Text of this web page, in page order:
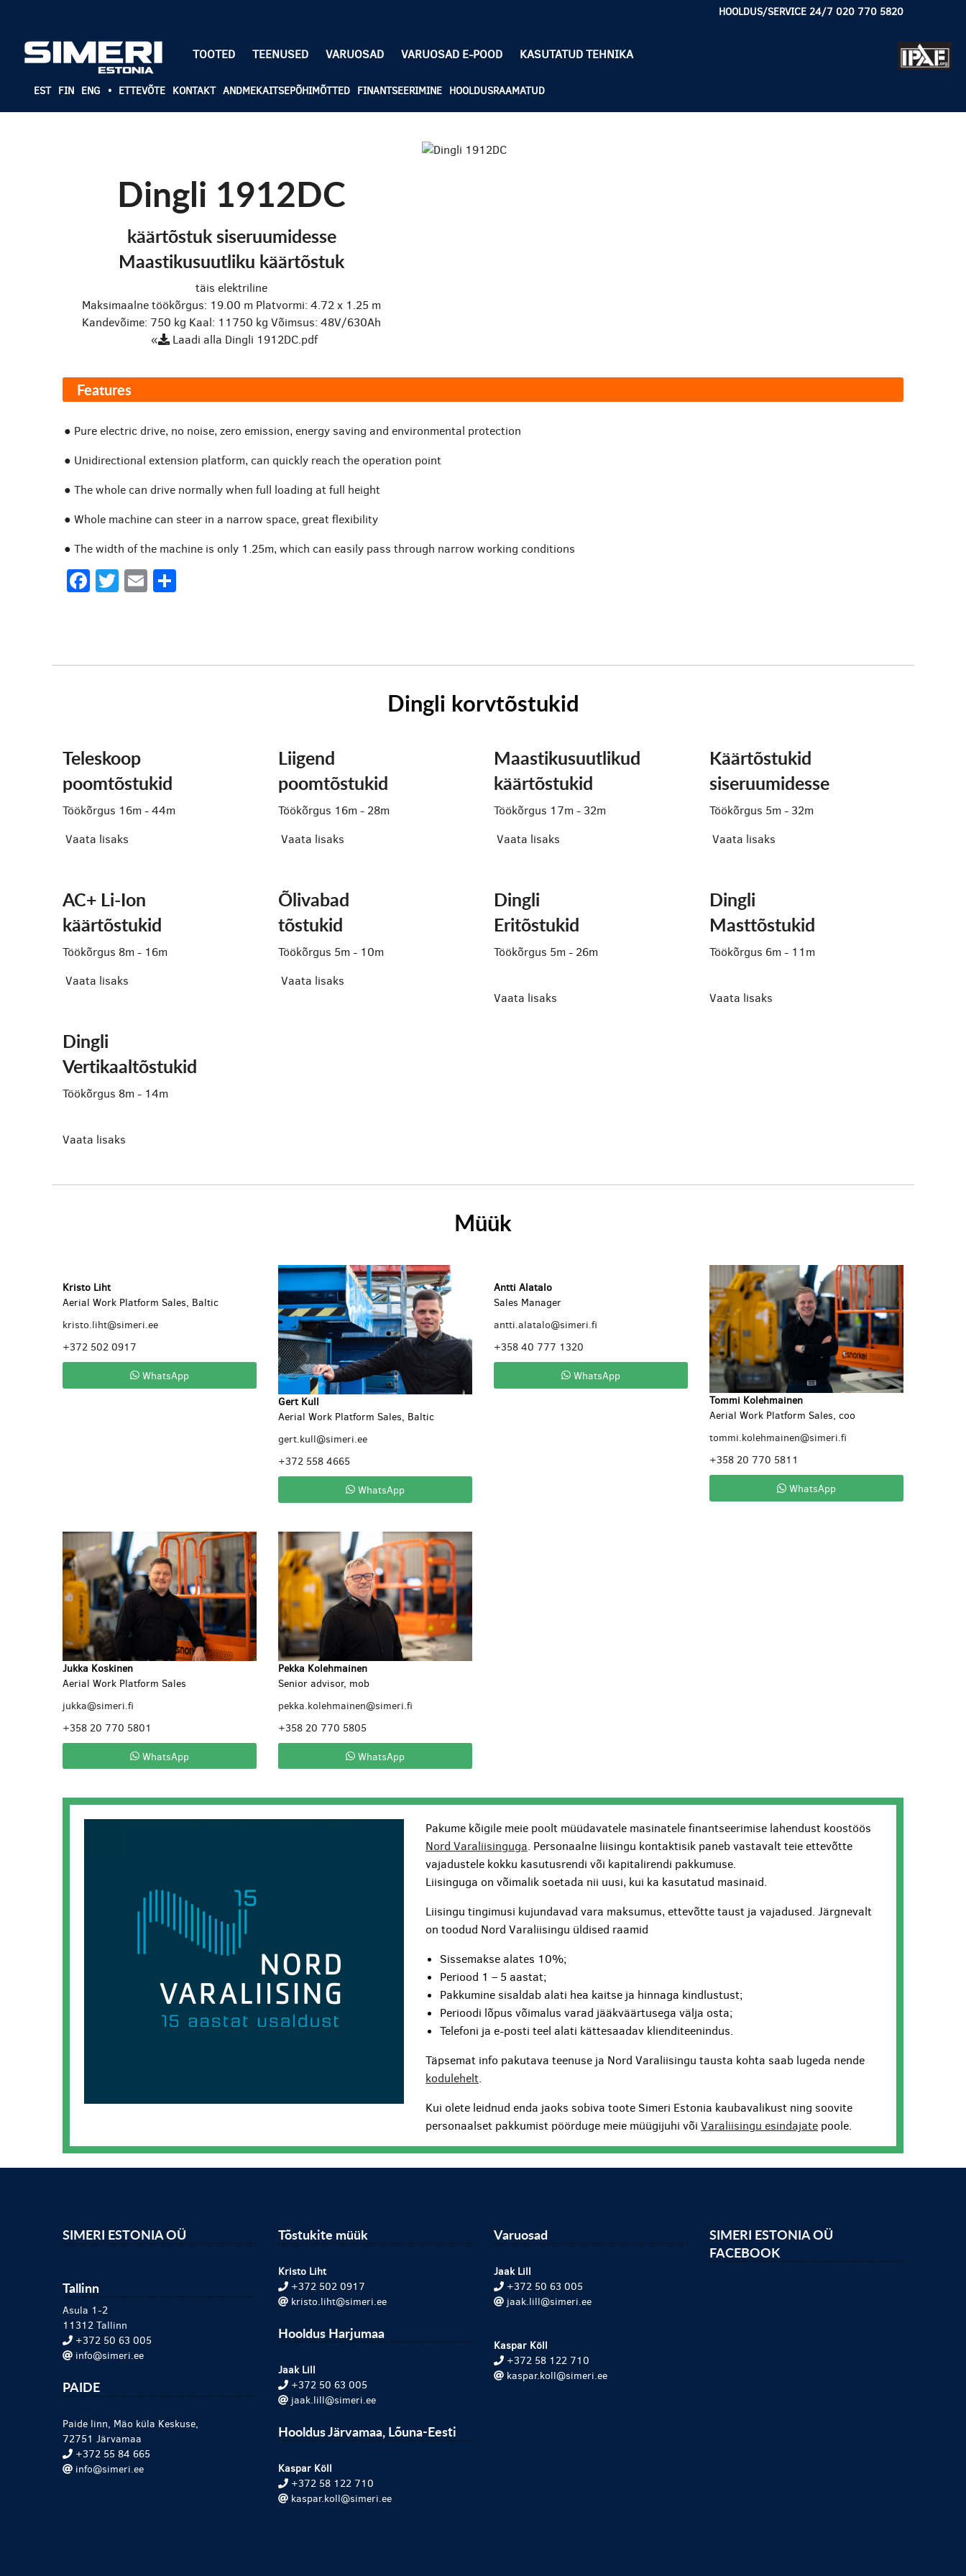
HOOLDUS/SERVICE 24/7 020 770 5820
TOOTED TEENUSED VARUOSAD VARUOSAD E-POOD KASUTATUD TEHNIKA
EST FIN ENG • ETTEVÕTE KONTAKT ANDMEKAITSEPÕHIMÕTTED FINANTSEERIMINE HOOLDUSRAAMATUD
Dingli 1912DC
käärtõstuk siseruumidesse
Maastikusuutliku käärtõstuk
täis elektriline
Maksimaalne töökõrgus: 19.00 m Platvormi: 4.72 x 1.25 m
Kandevõime: 750 kg Kaal: 11750 kg Võimsus: 48V/630Ah
«
Laadi alla Dingli 1912DC.pdf
Features
● Pure electric drive, no noise, zero emission, energy saving and environmental protection
● Unidirectional extension platform, can quickly reach the operation point
● The whole can drive normally when full loading at full height
● Whole machine can steer in a narrow space, great flexibility
● The width of the machine is only 1.25m, which can easily pass through narrow working conditions
Facebook
Twitter
Email
Dingli korvtõstukid
Teleskoop
poomtõstukid
Töökõrgus 16m - 44m
Vaata lisaks
Liigend
poomtõstukid
Töökõrgus 16m - 28m
Vaata lisaks
Maastikusuutlikud
käärtõstukid
Töökõrgus 17m - 32m
Vaata lisaks
Käärtõstukid
siseruumidesse
Töökõrgus 5m - 32m
Vaata lisaks
AC+ Li-Ion
käärtõstukid
Töökõrgus 8m - 16m
Vaata lisaks
Õlivabad
tõstukid
Töökõrgus 5m - 10m
Vaata lisaks
Dingli
Eritõstukid
Töökõrgus 5m - 26m
Vaata lisaks
Dingli
Masttõstukid
Töökõrgus 6m - 11m
Vaata lisaks
Dingli
Vertikaaltõstukid
Töökõrgus 8m - 14m
Vaata lisaks
Müük
Kristo Liht
Aerial Work Platform Sales, Baltic
kristo.liht@simeri.ee
+372 502 0917
WhatsApp
Gert Kull
Aerial Work Platform Sales, Baltic
gert.kull@simeri.ee
+372 558 4665
WhatsApp
Antti Alatalo
Sales Manager
antti.alatalo@simeri.fi
+358 40 777 1320
WhatsApp
Tommi Kolehmainen
Aerial Work Platform Sales, coo
tommi.kolehmainen@simeri.fi
+358 20 770 5811
WhatsApp
Jukka Koskinen
Aerial Work Platform Sales
jukka@simeri.fi
+358 20 770 5801
WhatsApp
Pekka Kolehmainen
Senior advisor, mob
pekka.kolehmainen@simeri.fi
+358 20 770 5805
WhatsApp
Pakume kõigile meie poolt müüdavatele masinatele finantseerimise lahendust koostöös
Nord Varaliisinguga. Personaalne liisingu kontaktisik paneb vastavalt teie ettevõtte
vajadustele kokku kasutusrendi või kapitalirendi pakkumuse.
Liisinguga on võimalik soetada nii uusi, kui ka kasutatud masinaid.
Liisingu tingimusi kujundavad vara maksumus, ettevõtte taust ja vajadused. Järgnevalt
on toodud Nord Varaliisingu üldised raamid
Sissemakse alates 10%;
Periood 1 – 5 aastat;
Pakkumine sisaldab alati hea kaitse ja hinnaga kindlustust;
Perioodi lõpus võimalus varad jääkväärtusega välja osta;
Telefoni ja e-posti teel alati kättesaadav klienditeenindus.
Täpsemat info pakutava teenuse ja Nord Varaliisingu tausta kohta saab lugeda nende
kodulehelt.
Kui olete leidnud enda jaoks sobiva toote Simeri Estonia kaubavalikust ning soovite
personaalset pakkumist pöörduge meie müügijuhi võiVaraliisingu esindajate poole.
SIMERI ESTONIA OÜ
Tallinn
Asula 1-2
11312 Tallinn
+372 50 63 005
info@simeri.ee
PAIDE
Paide linn, Mäo küla Keskuse,
72751 Järvamaa
+372 55 84 665
info@simeri.ee
Tõstukite müük
Kristo Liht
+372 502 0917
kristo.liht@simeri.ee
Hooldus Harjumaa
Jaak Lill
+372 50 63 005
jaak.lill@simeri.ee
Hooldus Järvamaa, Lõuna-Eesti
Kaspar Köll
+372 58 122 710
kaspar.koll@simeri.ee
Varuosad
Jaak Lill
+372 50 63 005
jaak.lill@simeri.ee
Kaspar Köll
+372 58 122 710
kaspar.koll@simeri.ee
SIMERI ESTONIA OÜ
FACEBOOK